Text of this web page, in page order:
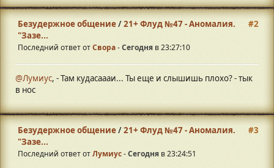
#2
Безудержное общение/21+ Флуд №47 - Аномалия.
"Зазе...
Последний ответ отСвора-Сегодня в 23:27:10
@Лумиус, - Там кудасаааи... Ты еще и слышишь плохо? - тык
в нос
#3
Безудержное общение/21+ Флуд №47 - Аномалия.
"Зазе...
Последний ответ отЛумиус-Сегодня в 23:24:51